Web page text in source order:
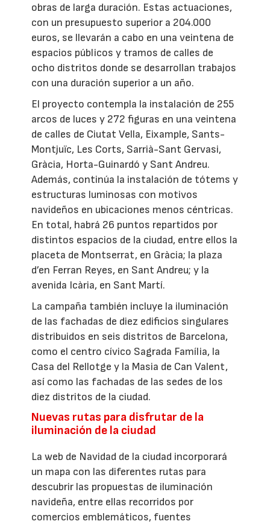
obras de larga duración. Estas actuaciones,
con un presupuesto superior a 204.000
euros, se llevarán a cabo en una veintena de
espacios públicos y tramos de calles de
ocho distritos donde se desarrollan trabajos
con una duración superior a un año.
El proyecto contempla la instalación de 255
arcos de luces y 272 figuras en una veintena
de calles de Ciutat Vella, Eixample, Sants-
Montjuïc, Les Corts, Sarrià-Sant Gervasi,
Gràcia, Horta-Guinardó y Sant Andreu.
Además, continúa la instalación de tótems y
estructuras luminosas con motivos
navideños en ubicaciones menos céntricas.
En total, habrá 26 puntos repartidos por
distintos espacios de la ciudad, entre ellos la
placeta de Montserrat, en Gràcia; la plaza
d’en Ferran Reyes, en Sant Andreu; y la
avenida Icària, en Sant Martí.
La campaña también incluye la iluminación
de las fachadas de diez edificios singulares
distribuidos en seis distritos de Barcelona,
como el centro cívico Sagrada Família, la
Casa del Rellotge y la Masia de Can Valent,
así como las fachadas de las sedes de los
diez distritos de la ciudad.
Nuevas rutas para disfrutar de la
iluminación de la ciudad
La web de Navidad de la ciudad incorporará
un mapa con las diferentes rutas para
descubrir las propuestas de iluminación
navideña, entre ellas recorridos por
comercios emblemáticos, fuentes